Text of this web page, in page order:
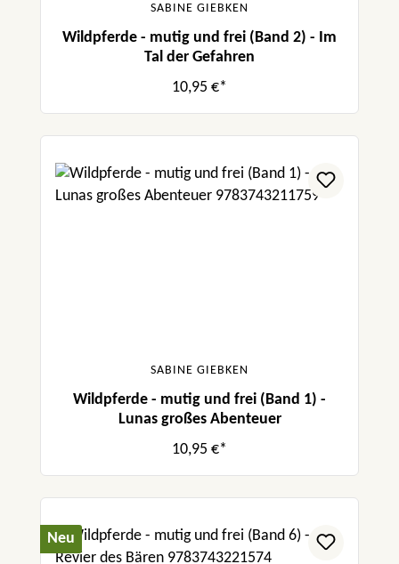
SABINE GIEBKEN
Wildpferde - mutig und frei (Band 2) - Im
Tal der Gefahren
10,95 €*
SABINE GIEBKEN
Wildpferde - mutig und frei (Band 1) -
Lunas großes Abenteuer
10,95 €*
Neu